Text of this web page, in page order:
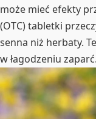
może mieć efekty
(OTC) tabletki
senna niż herbaty.
w łagodzeniu zaparć.